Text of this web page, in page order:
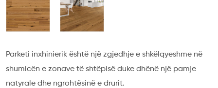
Parketi inxhinierik është një zgjedhje e shkëlqyeshme në
shumicën e zonave të shtëpisë duke dhënë një pamje
natyrale dhe ngrohtësinë e drurit.